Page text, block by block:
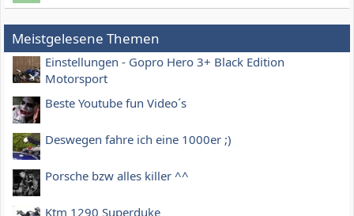
Meistgelesene Themen
Einstellungen - Gopro Hero 3+ Black Edition
Motorsport
Beste Youtube fun Video´s
Deswegen fahre ich eine 1000er ;)
Porsche bzw alles killer ^^
Ktm 1290 Superduke